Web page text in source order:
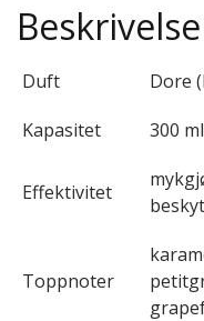
Beskrivelse
Duft
Dore
Kapasitet
300 ml
Effektivitet
Toppnoter